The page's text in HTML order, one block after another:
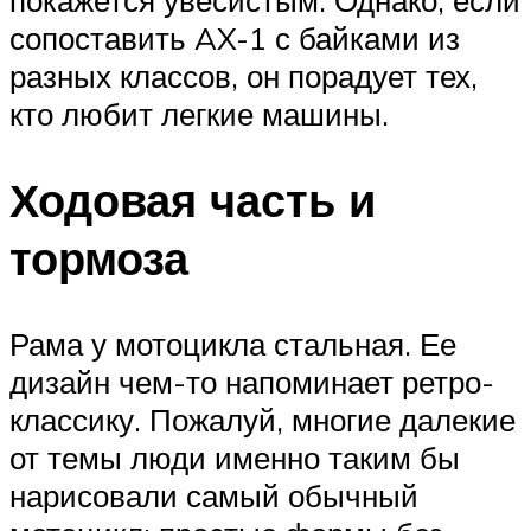
сопоставить AX-1 с байками из
разных классов, он порадует тех,
кто любит легкие машины.
Ходовая часть и
тормоза
Рама у мотоцикла стальная. Ее
дизайн чем-то напоминает ретро-
классику. Пожалуй, многие далекие
от темы люди именно таким бы
нарисовали самый обычный